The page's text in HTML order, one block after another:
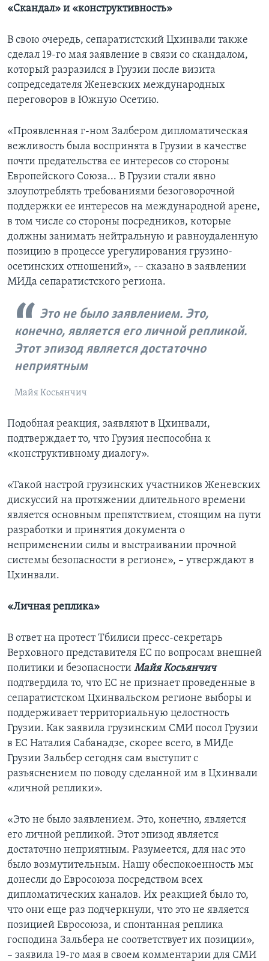
«Скандал» и «конструктивность»
В свою очередь, сепаратистский Цхинвали также
сделал 19-го мая заявление в связи со скандалом,
который разразился в Грузии после визита
сопредседателя Женевских международных
переговоров в Южную Осетию.
«Проявленная г-ном Залбером дипломатическая
вежливость была воспринята в Грузии в качестве
почти предательства ее интересов со стороны
Европейского Союза... В Грузии стали явно
злоупотреблять требованиями безоговорочной
поддержки ее интересов на международной арене,
в том числе со стороны посредников, которые
должны занимать нейтральную и равноудаленную
позицию в процессе урегулирования грузино-
осетинских отношений», -– сказано в заявлении
МИДа сепаратистского региона.
Это не было заявлением. Это,
конечно, является его личной репликой.
Этот эпизод является достаточно
неприятным
Майя Косьянчич
Подобная реакция, заявляют в Цхинвали,
подтверждает то, что Грузия неспособна к
«конструктивному диалогу».
«Такой настрой грузинских участников Женевских
дискуссий на протяжении длительного времени
является основным препятствием, стоящим на пути
разработки и принятия документа о
неприменении силы и выстраивании прочной
системы безопасности в регионе», – утверждают в
Цхинвали.
«Личная реплика»
В ответ на протест Тбилиси пресс-секретарь
Верховного представителя ЕC по вопросам внешней
политики и безопасности Майя Косьянчич
подтвердила то, что ЕС не признает проведенные в
сепаратистском Цхинвальском регионе выборы и
поддерживает территориальную целостность
Грузии. Как заявила грузинским СМИ посол Грузии
в ЕС Наталия Сабанадзе, скорее всего, в МИДе
Грузии Зальбер сегодня сам выступит с
разъяснением по поводу сделанной им в Цхинвали
«личной реплики».
«Это не было заявлением. Это, конечно, является
его личной репликой. Этот эпизод является
достаточно неприятным. Разумеется, для нас это
было возмутительным. Нашу обеспокоенность мы
донесли до Евросоюза посредством всех
дипломатических каналов. Их реакцией было то,
что они еще раз подчеркнули, что это не является
позицией Евросоюза, и спонтанная реплика
господина Зальбера не соответствует их позиции»,
– заявила 19-го мая в своем комментарии для СМИ